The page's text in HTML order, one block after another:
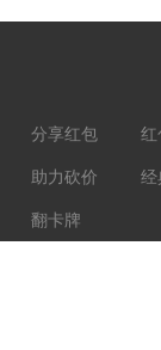
分享红包 红
助力砍价 经
翻卡牌